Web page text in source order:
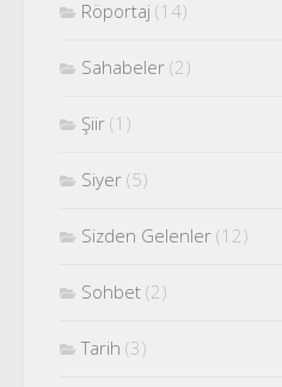
Röportaj (14)
Sahabeler (2)
Şiir (1)
Siyer (5)
Sizden Gelenler (12)
Sohbet (2)
Tarih (3)